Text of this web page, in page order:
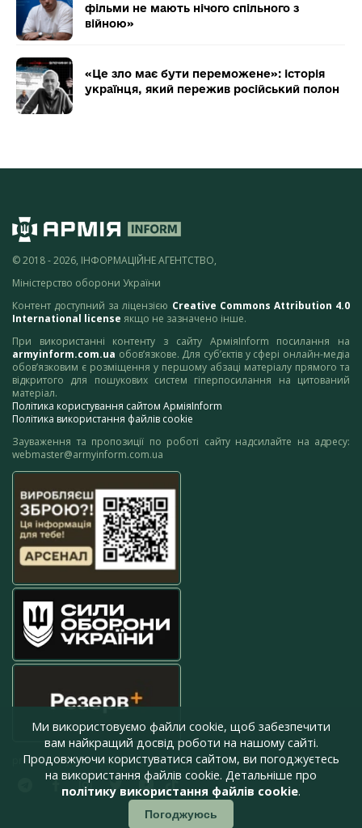
фільми не мають нічого спільного з
війною»
«Це зло має бути переможене»: історія
українця, який пережив російський полон
© 2018 - 2026, ІНФОРМАЦІЙНЕ АГЕНТСТВО,
Міністерство оборони України
Контент доступний за ліцензією Creative Commons Attribution 4.0
International license якщо не зазначено інше.
При використанні контенту з сайту АрміяInform посилання на
armyinform.com.ua обов’язкове. Для суб’єктів у сфері онлайн-медіа
обов’язковим є розміщення у першому абзаці матеріалу прямого та
відкритого для пошукових систем гіперпосилання на цитований
матеріал.
Політика користування сайтом АрміяInform
Політика використання файлів cookie
Зауваження та пропозиції по роботі сайту надсилайте на адресу:
webmaster@armyinform.com.ua
press@armyinform.com.ua
Ми використовуємо файли cookie, щоб забезпечити
вам найкращий досвід роботи на нашому сайті.
Продовжуючи користуватися сайтом, ви погоджуєтесь
на використання файлів cookie. Детальніше про
політику використання файлів cookie.
Погоджуюсь